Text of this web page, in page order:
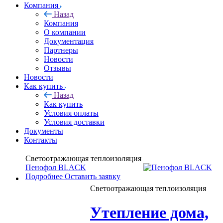
Компания
Назад
Компания
О компании
Документация
Партнеры
Новости
Отзывы
Новости
Как купить
Назад
Как купить
Условия оплаты
Условия доставки
Документы
Контакты
Светоотражающая теплоизоляция
Пенофол BLACK
Подробнее Оставить заявку
Светоотражающая теплоизоляция
Утепление дома,